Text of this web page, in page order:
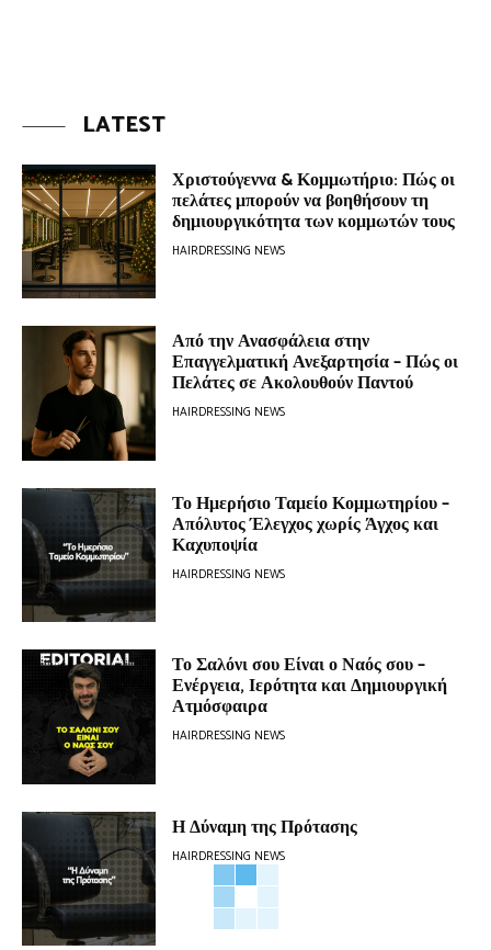
LATEST
Χριστούγεννα & Κομμωτήριο: Πώς οι
πελάτες μπορούν να βοηθήσουν τη
δημιουργικότητα των κομμωτών τους
HAIRDRESSING NEWS
Από την Ανασφάλεια στην
Επαγγελματική Ανεξαρτησία – Πώς οι
Πελάτες σε Ακολουθούν Παντού
HAIRDRESSING NEWS
Το Ημερήσιο Ταμείο Κομμωτηρίου –
Απόλυτος Έλεγχος χωρίς Άγχος και
Καχυποψία
HAIRDRESSING NEWS
Το Σαλόνι σου Είναι ο Ναός σου –
Ενέργεια, Ιερότητα και Δημιουργική
Ατμόσφαιρα
HAIRDRESSING NEWS
Η Δύναμη της Πρότασης
HAIRDRESSING NEWS